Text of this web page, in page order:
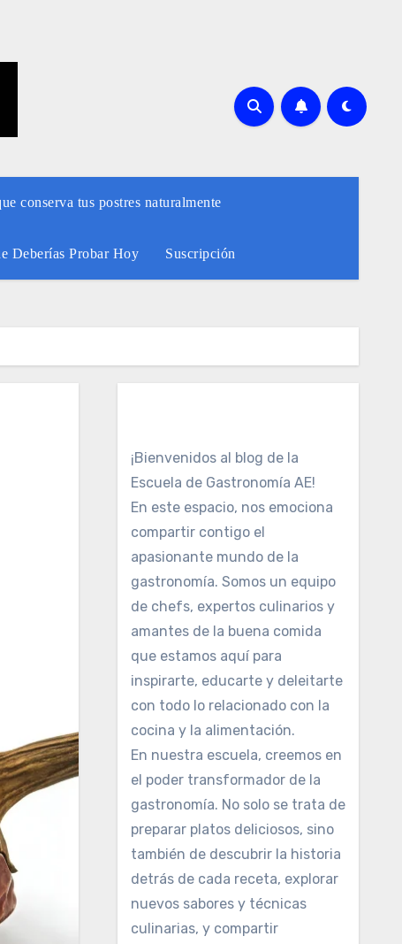
conserva tus postres naturalmente
Deberías Probar Hoy Suscripción
¡Bienvenidos al blog de la
Escuela de Gastronomía AE!
En este espacio, nos emociona
compartir contigo el
apasionante mundo de la
gastronomía. Somos un equipo
de chefs, expertos culinarios y
amantes de la buena comida
que estamos aquí para
inspirarte, educarte y deleitarte
con todo lo relacionado con la
cocina y la alimentación.
En nuestra escuela, creemos en
el poder transformador de la
gastronomía. No solo se trata de
preparar platos deliciosos, sino
también de descubrir la historia
detrás de cada receta, explorar
nuevos sabores y técnicas
culinarias, y compartir